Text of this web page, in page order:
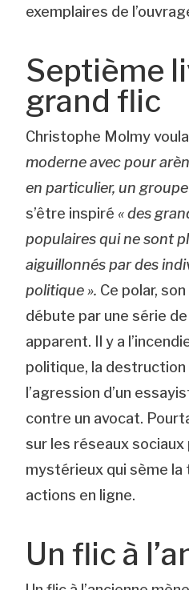
exemplaires de
Septième
grand flic
Christophe Molmy
moderne avec pour
en particulier, un
s’être inspiré « des
populaires qui ne sont
aiguillonnés par des
politique ». Ce polar,
débute par une série
apparent. Il y a
politique, la destruction
l’agression d’un
contre un avocat.
sur les réseaux sociaux
mystérieux qui sème
actions en ligne.
Un flic à